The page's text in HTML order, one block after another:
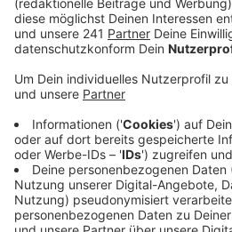
Wir benutzen doch alle
Programm an der Maschine
Anzeige
Waschmaschinen sind
Programme und können so viel.